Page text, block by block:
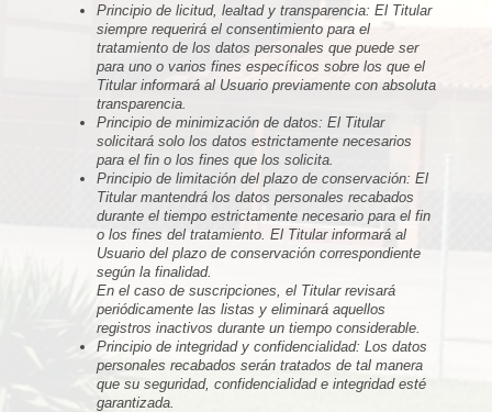
Principio de licitud, lealtad y transparencia: El Titular
siempre requerirá el consentimiento para el
tratamiento de los datos personales que puede ser
para uno o varios fines específicos sobre los que el
Titular informará al Usuario previamente con absoluta
transparencia.
Principio de minimización de datos: El Titular
solicitará solo los datos estrictamente necesarios
para el fin o los fines que los solicita.
Principio de limitación del plazo de conservación: El
Titular mantendrá los datos personales recabados
durante el tiempo estrictamente necesario para el fin
o los fines del tratamiento. El Titular informará al
Usuario del plazo de conservación correspondiente
según la finalidad.
En el caso de suscripciones, el Titular revisará
periódicamente las listas y eliminará aquellos
registros inactivos durante un tiempo considerable.
Principio de integridad y confidencialidad: Los datos
personales recabados serán tratados de tal manera
que su seguridad, confidencialidad e integridad esté
garantizada.